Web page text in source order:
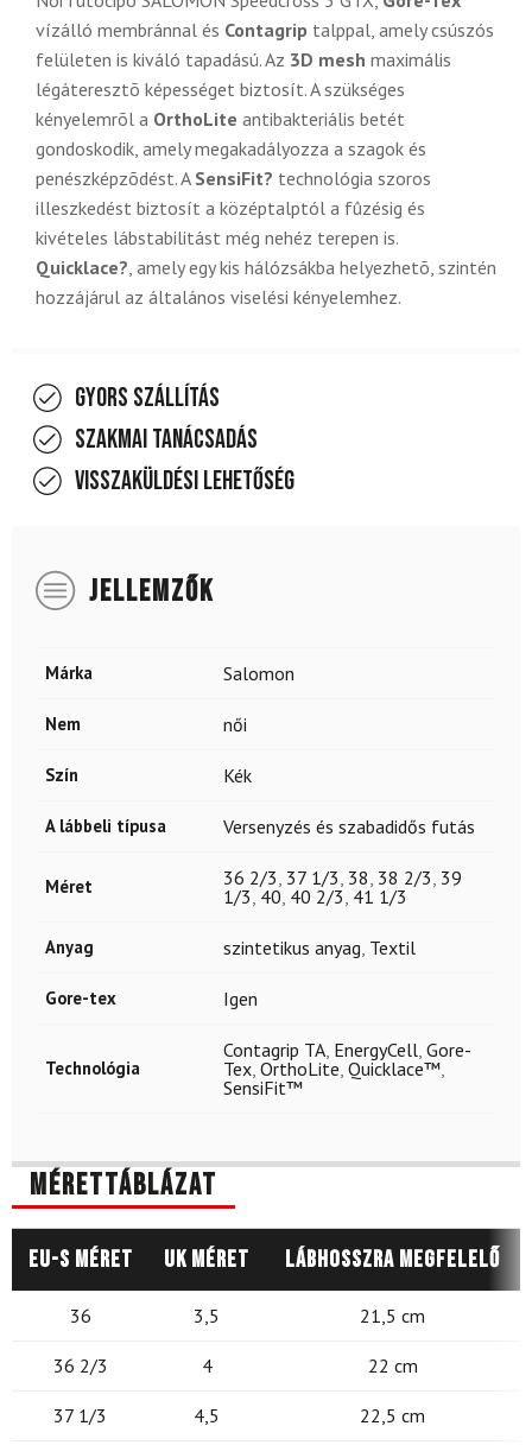
vízálló membránnal és Contagrip talppal, amely csúszós
felületen is kiváló tapadású. Az 3D mesh maximális
légáteresztõ képességet biztosít. A szükséges
kényelemrõl a OrthoLite antibakteriális betét
gondoskodik, amely megakadályozza a szagok és
penészképzõdést. A SensiFit? technológia szoros
illeszkedést biztosít a középtalptól a fûzésig és
kivételes lábstabilitást még nehéz terepen is.
Quicklace?, amely egy kis hálózsákba helyezhetõ, szintén
hozzájárul az általános viselési kényelemhez.
Gyors szállítás
Szakmai tanácsadás
Visszaküldési lehetőség
JELLEMZŐK
Márka Salomon
Nem női
Szín Kék
A lábbeli típusa Versenyzés és szabadidős futás
Méret 36 2/3, 37 1/3, 38, 38 2/3, 39
1/3, 40, 40 2/3, 41 1/3
Anyag szintetikus anyag, Textil
Gore-tex Igen
Technológia
Contagrip TA, EnergyCell, Gore-
Tex, OrthoLite, Quicklace™,
SensiFit™
Mérettáblázat
EU-s méret UK méret Lábhosszra megfelelő
36 3,5 21,5 cm
36 2/3 4 22 cm
37 1/3 4,5 22,5 cm